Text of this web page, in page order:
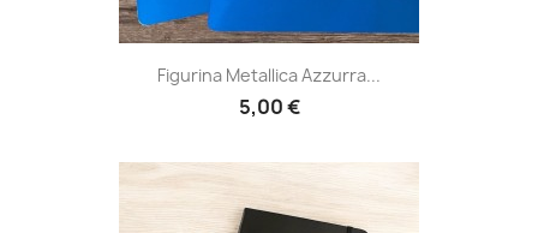
Figurina Metallica Azzurra...
5,00 €